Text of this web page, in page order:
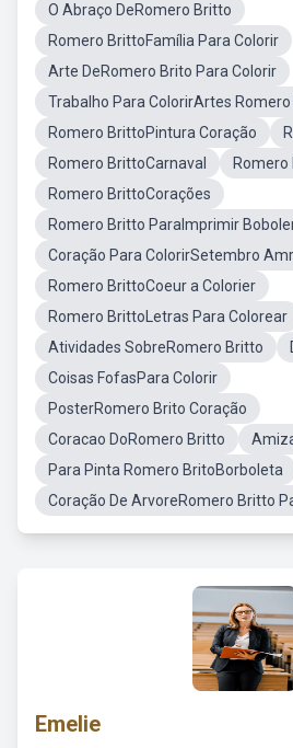
O Abraço DeRomero Britto
Romero BrittoFamília Para Colorir
Arte DeRomero Brito Para Colorir
Trabalho Para ColorirArtes
Romero BrittoPintura Coração
Romero BrittoCarnaval
Romero
Romero BrittoCorações
Romero Britto ParaImprimir
Coração Para ColorirSetembro
Romero BrittoCoeur a Colorier
Romero BrittoLetras Para Colorear
Atividades SobreRomero Britto
Coisas FofasPara Colorir
PosterRomero Brito Coração
Coracao DoRomero Britto
Para Pinta Romero BritoBorboleta
Coração De ArvoreRomero Britto
Emelie